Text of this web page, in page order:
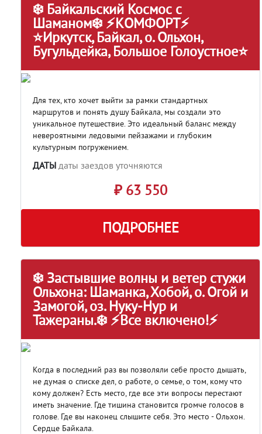
❄️ Байкальский Космос с
Шаманом❄️ ⚡КОМФОРТ⚡
⭐Иркутск, Байкал, о. Ольхон,
Бугульдейка, Большое Голоустное⭐
Для тех, кто хочет выйти за рамки стандартных
маршрутов и понять душу Байкала, мы создали это
уникальное путешествие. Это идеальный баланс между
невероятными ледовыми пейзажами и глубоким
культурным погружением.
ДАТЫ даты заездов уточняются
₽ 63 550
ПОДРОБНЕЕ
❄️ Застывшие волны и ветер стужи
Ольхона: Шаманка, Хобой, о. Огой и
Замогой, оз. Нуку-Нур и
Тажераны.❄️ ⚡Все включено!⚡
Когда в последний раз вы позволяли себе просто дышать,
не думая о списке дел, о работе, о семье, о том, кому что
кому должен? Есть место, где все эти вопросы перестают
иметь значение. Где тишина становится громче голосов в
голове. Где вы наконец слышите себя. Это место - Ольхон.
Сердце Байкала.